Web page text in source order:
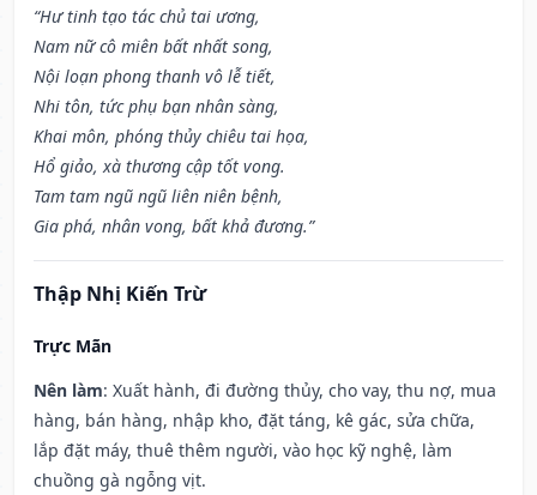
“Hư tinh tạo tác chủ tai ương,
Nam nữ cô miên bất nhất song,
Nội loạn phong thanh vô lễ tiết,
Nhi tôn, tức phụ bạn nhân sàng,
Khai môn, phóng thủy chiêu tai họa,
Hổ giảo, xà thương cập tốt vong.
Tam tam ngũ ngũ liên niên bệnh,
Gia phá, nhân vong, bất khả đương.”
Thập Nhị Kiến Trừ
Trực Mãn
Nên làm: Xuất hành, đi đường thủy, cho vay, thu nợ, mua
hàng, bán hàng, nhập kho, đặt táng, kê gác, sửa chữa,
lắp đặt máy, thuê thêm người, vào học kỹ nghệ, làm
chuồng gà ngỗng vịt.